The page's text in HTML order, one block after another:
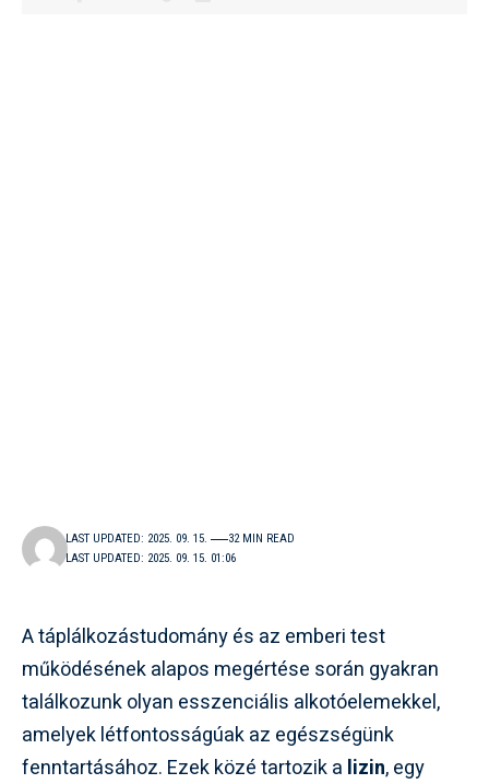
LAST UPDATED: 2025. 09. 15. 01:06
LAST UPDATED: 2025. 09. 15. 32 MIN READ
A táplálkozástudomány és az emberi test
működésének alapos megértése során gyakran
találkozunk olyan esszenciális alkotóelemekkel,
amelyek létfontosságúak az egészségünk
fenntartásához. Ezek közé tartozik a lizin, egy